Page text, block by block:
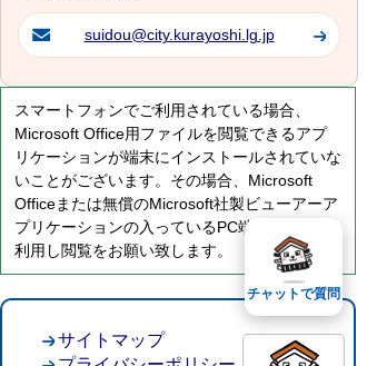
suidou@city.kurayoshi.lg.jp
スマートフォンでご利用されている場合、
Microsoft Office用ファイルを閲覧できるアプ
リケーションが端末にインストールされていな
いことがございます。その場合、Microsoft
Officeまたは無償のMicrosoft社製ビューアーア
プリケーションの入っているPC端末などをご
利用し閲覧をお願い致します。
サイトマップ
チャットで質問